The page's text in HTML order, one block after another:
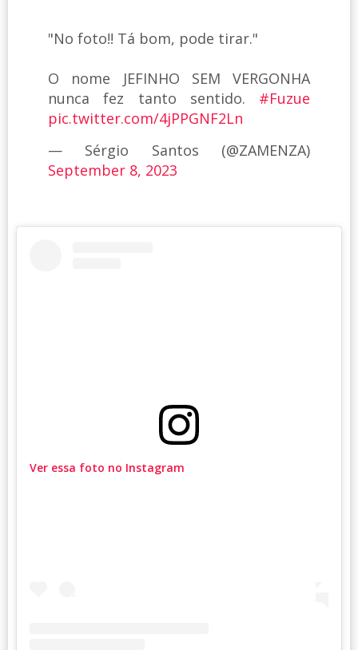
"No foto!! Tá bom, pode tirar."
O nome JEFINHO SEM VERGONHA
nunca fez tanto sentido. #Fuzue
pic.twitter.com/4jPPGNF2Ln
— Sérgio Santos (@ZAMENZA)
September 8, 2023
Ver essa foto no Instagram